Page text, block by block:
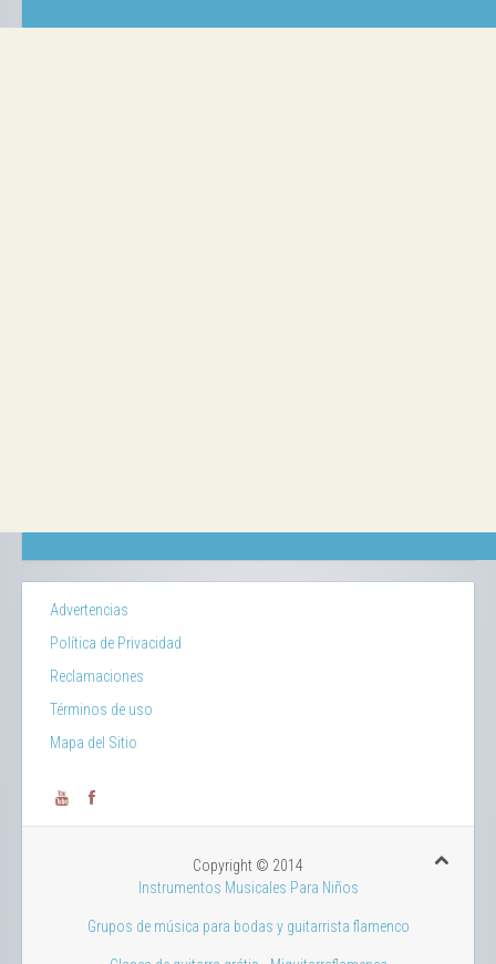
Advertencias
Política de Privacidad
Reclamaciones
Términos de uso
Mapa del Sitio
Copyright © 2014
Instrumentos Musicales Para Niños
Grupos de música para bodas y guitarrista flamenco